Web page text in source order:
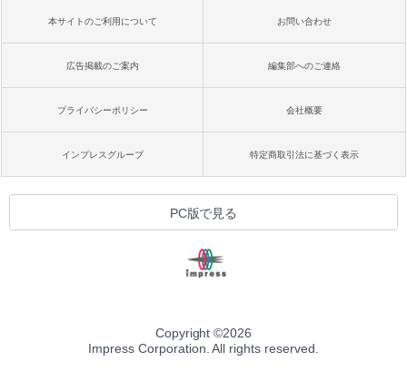
本サイトのご利用について お問い合わせ
広告掲載のご案内 編集部へのご連絡
プライバシーポリシー 会社概要
インプレスグループ 特定商取引法に基づく表示
PC版で見る
Copyright ©2026
Impress Corporation. All rights reserved.